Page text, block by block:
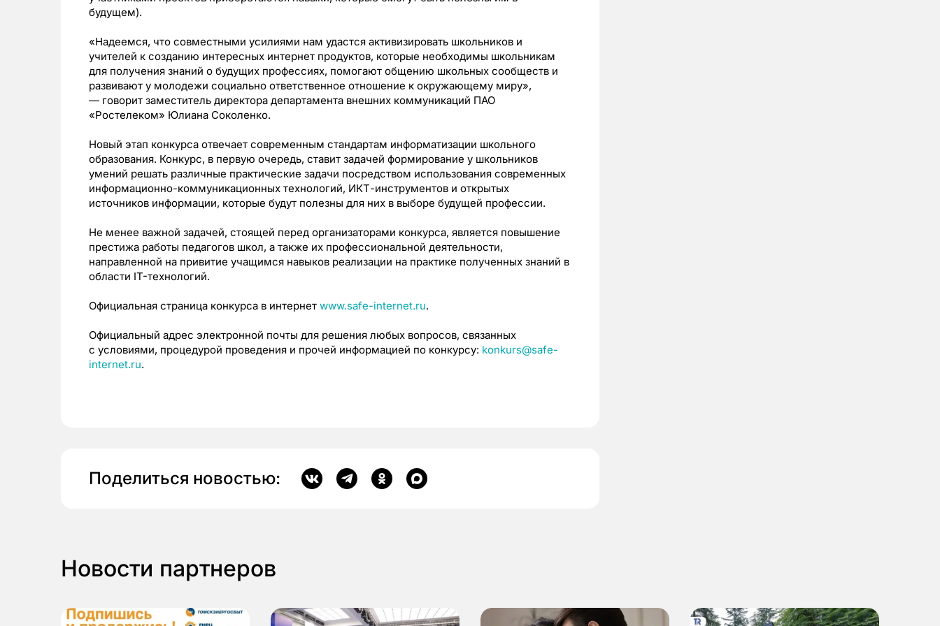
будущем).
«Надеемся, что совместными усилиями нам удастся активизировать школьников и
учителей к созданию интересных интернет продуктов, которые необходимы школьникам
для получения знаний о будущих профессиях, помогают общению школьных сообществ и
развивают у молодежи социально ответственное отношение к окружающему миру»,
— говорит заместитель директора департамента внешних коммуникаций ПАО
«Ростелеком» Юлиана Соколенко.
Новый этап конкурса отвечает современным стандартам информатизации школьного
образования. Конкурс, в первую очередь, ставит задачей формирование у школьников
умений решать различные практические задачи посредством использования современных
информационно-коммуникационных технологий, ИКТ-инструментов и открытых
источников информации, которые будут полезны для них в выборе будущей профессии.
Не менее важной задачей, стоящей перед организаторами конкурса, является повышение
престижа работы педагогов школ, а также их профессиональной деятельности,
направленной на привитие учащимся навыков реализации на практике полученных знаний в
области IT-технологий.
Официальная страница конкурса в интернет www.safe-internet.ru.
Официальный адрес электронной почты для решения любых вопросов, связанных
с условиями, процедурой проведения и прочей информацией по конкурсу: konkurs@safe-
internet.ru.
Поделиться новостью:
Новости партнеров